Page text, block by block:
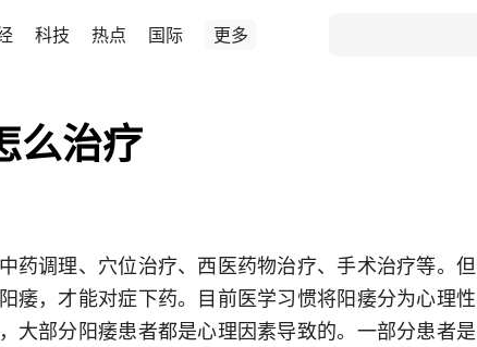
科技 热点 国际 更多
么治疗
药调理、穴位治疗、西医药物治疗、手术治疗等。但
痿，才能对症下药。目前医学习惯将阳痿分为心理性
大部分阳痿患者都是心理因素导致的。一部分患者是